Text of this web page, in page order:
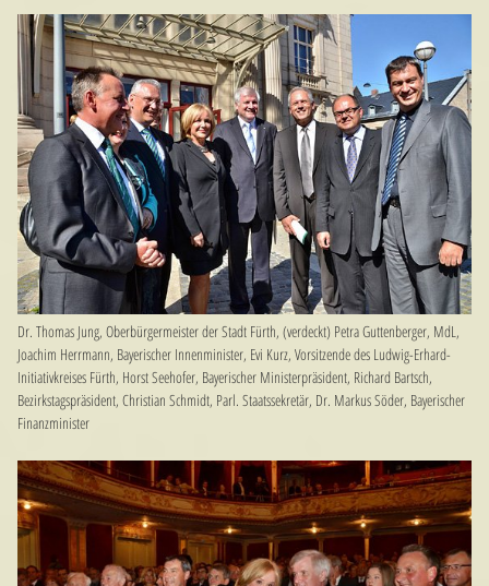
Dr. Thomas Jung, Oberbürgermeister der Stadt Fürth, (verdeckt) Petra Guttenberger, MdL,
Joachim Herrmann, Bayerischer Innenminister, Evi Kurz, Vorsitzende des Ludwig-Erhard-
Initiativkreises Fürth, Horst Seehofer, Bayerischer Ministerpräsident, Richard Bartsch,
Bezirkstagspräsident, Christian Schmidt, Parl. Staatssekretär, Dr. Markus Söder, Bayerischer
Finanzminister